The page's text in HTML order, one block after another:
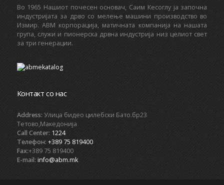
Bo 1965 Нашиот почесен основач, Саим Кесоглу ја започна
индустријата за дрво со мелење машини производство во
Измир. ABM корпорација, матичната компанија на нашата
група, служи и пионерска дрвна индустрија низ целиот свет
за три генерации.
Контакт со нас
Address: Улица бидео цилебски Бато.бр23
Тетово,Македонија
Call Center: 1224
Телефон: +389 75 819400
Fax:+389 75 819400
E-mail: info@abm.mk